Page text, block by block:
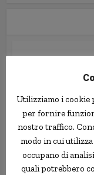
21 Novembre 2011
[…] Ubriaco chiede
[…]
Utilizziamo i cookie
per fornire
nostro traffico.
modo in cui
occupano di
quali potrebbero